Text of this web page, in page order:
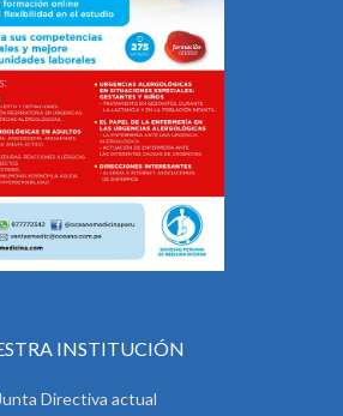
INSTITUCIÓN
Junta Directiva actual